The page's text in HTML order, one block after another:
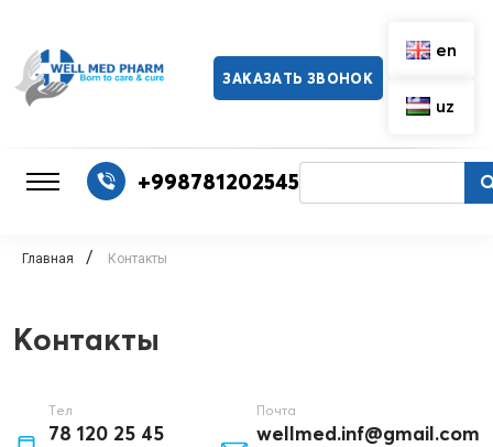
ЗАКАЗАТЬ ЗВОНОК
en
uz
+998781202545
Главная / Контакты
Контакты
Тел
78 120 25 45
Почта
wellmed.inf@gmail.com